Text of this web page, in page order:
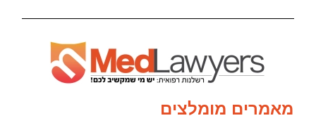
מאמרים מומלצים